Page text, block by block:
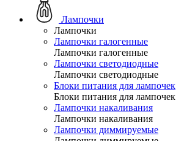
Лампочки
Лампочки
Лампочки галогенные
Лампочки галогенные
Лампочки светодиодные
Лампочки светодиодные
Блоки питания для лампочек
Блоки питания для лампочек
Лампочки накаливания
Лампочки накаливания
Лампочки диммируемые